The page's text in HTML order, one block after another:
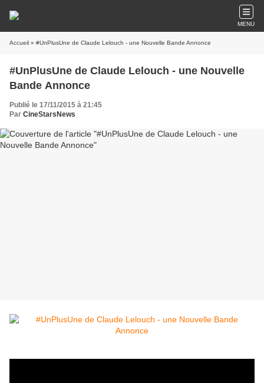
MENU
Accueil » #UnPlusUne de Claude Lelouch - une Nouvelle Bande Annonce
#UnPlusUne de Claude Lelouch - une Nouvelle
Bande Annonce
Publié le 17/11/2015 à 21:45
Par CineStarsNews